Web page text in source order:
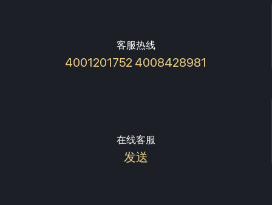
客服热线
4001201752 4008428981
在线客服
发送